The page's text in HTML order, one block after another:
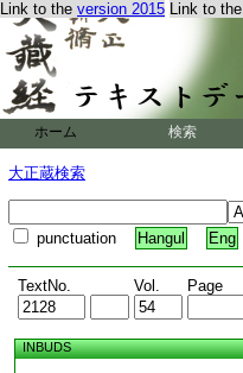
Link to the version 2015 Link to the
ホーム 検索
大正蔵検索
punctuation Hangul Eng
TextNo. Vol. Page
INBUDS